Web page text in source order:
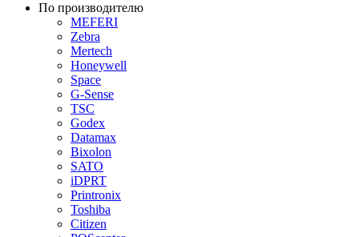
По производителю
MEFERI
Zebra
Mertech
Honeywell
Space
G-Sense
TSC
Godex
Datamax
Bixolon
SATO
iDPRT
Printronix
Toshiba
Citizen